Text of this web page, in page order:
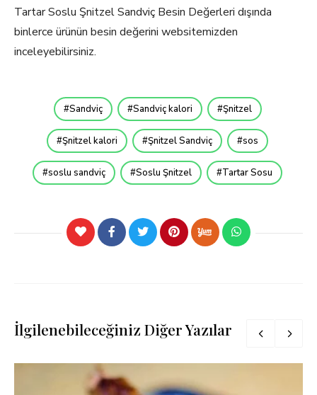
Tartar Soslu Şnitzel Sandviç Besin Değerleri dışında
binlerce ürünün besin değerini websitemizden
inceleyebilirsiniz.
Sandviç Sandviç kalori Şnitzel
Şnitzel kalori Şnitzel Sandviç sos
soslu sandviç Soslu Şnitzel Tartar Sosu
İlgilenebileceğiniz Diğer Yazılar